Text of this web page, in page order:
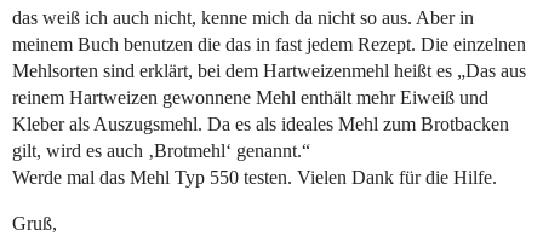
das weiß ich auch nicht, kenne mich da nicht so aus. Aber in
meinem Buch benutzen die das in fast jedem Rezept. Die einzelnen
Mehlsorten sind erklärt, bei dem Hartweizenmehl heißt es „Das aus
reinem Hartweizen gewonnene Mehl enthält mehr Eiweiß und
Kleber als Auszugsmehl. Da es als ideales Mehl zum Brotbacken
gilt, wird es auch ‚Brotmehl‘ genannt.“
Werde mal das Mehl Typ 550 testen. Vielen Dank für die Hilfe.
Gruß,